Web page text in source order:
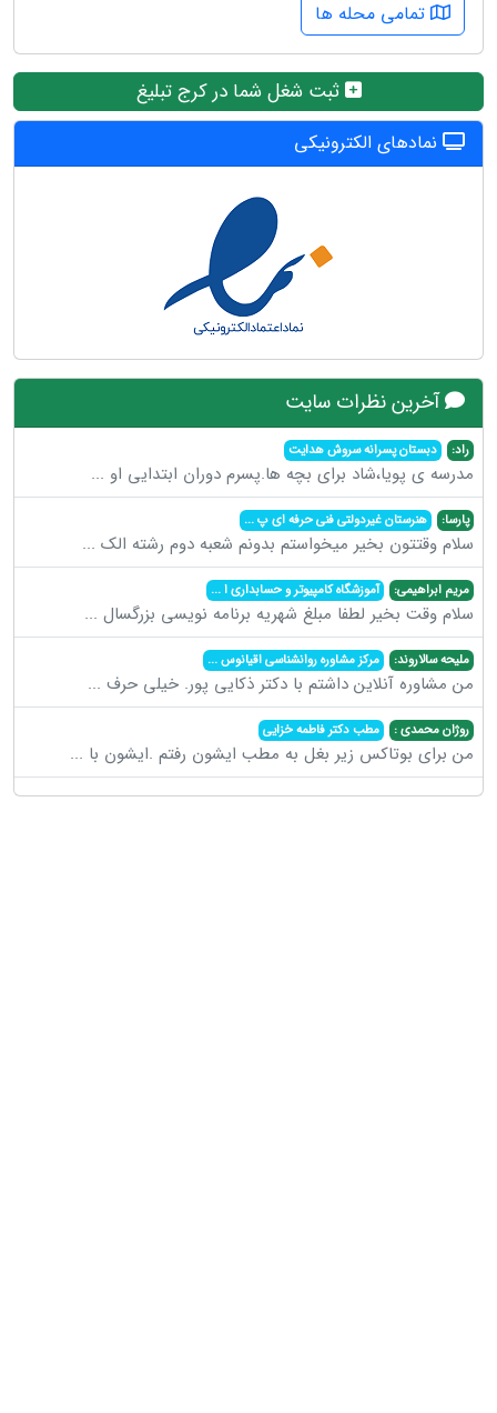
تمامی محله ها
ثبت شغل شما در کرج تبلیغ
نمادهای الکترونیکی
آخرین نظرات سایت
راد: دبستان پسرانه سروش هدایت
مدرسه ی پویا،شاد برای بچه ها.پسرم دوران ابتدایی او ...
پارسا: هنرستان غیردولتی فنی حرفه ای پ...
سلام وقتتون بخیر میخواستم بدونم شعبه دوم رشته الک ...
مریم ابراهیمی: آموزشگاه کامپیوتر و حسابداری ا...
سلام وقت بخیر لطفا مبلغ شهریه برنامه نویسی بزرگسال ...
ملیحه سالاروند: مرکز مشاوره روانشناسی اقیانوس...
من مشاوره آنلاین داشتم با دکتر ذکایی پور. خیلی حرف ...
روژان محمدی : مطب دکتر فاطمه خزایی
من برای بوتاکس زیر بغل به مطب ایشون رفتم .ایشون با ...